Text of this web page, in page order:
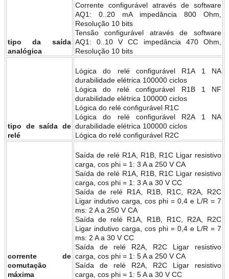
tipo da saída
analógica
Corrente configurável através de software
AQ1: 0..20 mA impedância 800 Ohm,
Resolução 10 bits
Tensão configurável através de software
AQ1: 0..10 V CC impedância 470 Ohm,
Resolução 10 bits
tipo de saída de
relé
Lógica do relé configurável R1A 1 NA
durabilidade elétrica 100000 ciclos
Lógica do relé configurável R1B 1 NF
durabilidade elétrica 100000 ciclos
Lógica do relé configurável R1C
Lógica do relé configurável R2A 1 NA
durabilidade elétrica 100000 ciclos
Lógica do relé configurável R2C
corrente de
comutação
máxima
Saída de relé R1A, R1B, R1C Ligar resistivo
carga, cos phi = 1: 3 A a 250 V CA
Saída de relé R1A, R1B, R1C Ligar resistivo
carga, cos phi = 1: 3 A a 30 V CC
Saída de relé R1A, R1B, R1C, R2A, R2C
Ligar indutivo carga, cos phi = 0,4 e L/R = 7
ms: 2 A a 250 V CA
Saída de relé R1A, R1B, R1C, R2A, R2C
Ligar indutivo carga, cos phi = 0,4 e L/R = 7
ms: 2 A a 30 V CC
Saída de relé R2A, R2C Ligar resistivo
carga, cos phi = 1: 5 A a 250 V CA
Saída de relé R2A, R2C Ligar resistivo
carga, cos phi = 1: 5 A a 30 V CC